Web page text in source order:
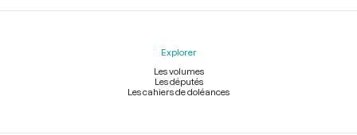
Explorer
Les volumes
Les députés
Les cahiers de doléances